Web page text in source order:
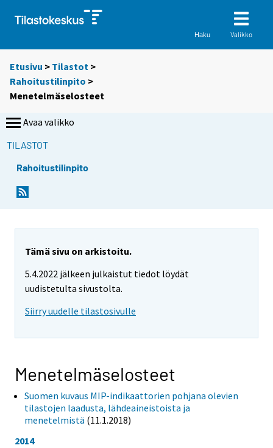
Haku Valikko
Etusivu > Tilastot >
Rahoitustilinpito >
Menetelmäselosteet
Avaa valikko
TILASTOT
Rahoitustilinpito
Tämä sivu on arkistoitu.
5.4.2022 jälkeen julkaistut tiedot löydät
uudistetulta sivustolta.
Siirry uudelle tilastosivulle
Menetelmäselosteet
Suomen kuvaus MIP-indikaattorien pohjana olevien
tilastojen laadusta, lähdeaineistoista ja
menetelmistä (11.1.2018)
2014